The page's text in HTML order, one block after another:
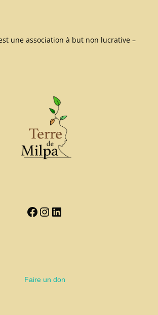
une association à but non lucrative –
Facebook
Instagram
LinkedIn
Faire un don